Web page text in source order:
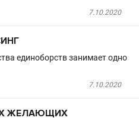
7.10.2020
единоборств занимает одно
7.10.2020
ЖЕЛАЮЩИХ